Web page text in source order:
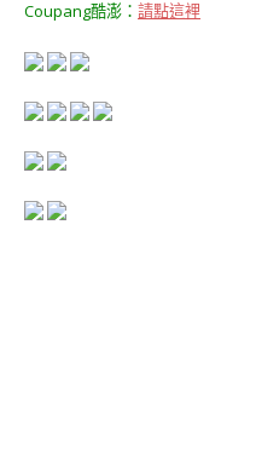
Coupang酷澎： 請點這裡